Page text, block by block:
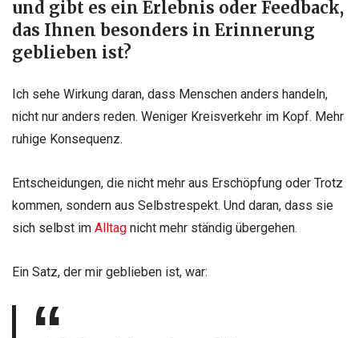
und gibt es ein Erlebnis oder Feedback,
das Ihnen besonders in Erinnerung
geblieben ist?
Ich sehe Wirkung daran, dass Menschen anders handeln,
nicht nur anders reden. Weniger Kreisverkehr im Kopf. Mehr
ruhige Konsequenz.
Entscheidungen, die nicht mehr aus Erschöpfung oder Trotz
kommen, sondern aus Selbstrespekt. Und daran, dass sie
sich selbst im Alltag nicht mehr ständig übergehen.
Ein Satz, der mir geblieben ist, war: